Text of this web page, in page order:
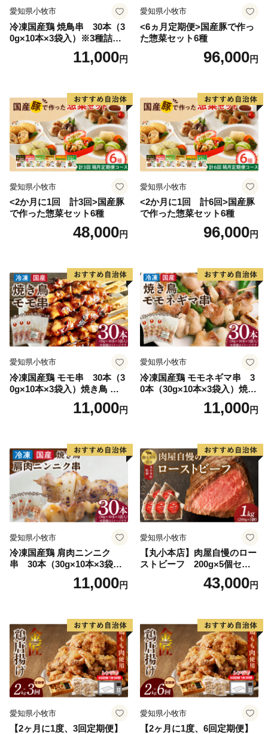
愛知県小牧市
冷凍国産鶏 焼鳥串 30本（3
0g×10本×3袋入）※3種詰め
合わせ 焼き鳥 おつまみ バー
ベキュー 小分け 国産 鶏肉 焼
材 具材 お家居酒屋 詰め合わ
せ
11,000円
愛知県小牧市
<6ヵ月定期便>国産豚で作っ
た惣菜セット6種
96,000円
愛知県小牧市
<2か月に1回 計3回>国産豚
で作った惣菜セット6種
48,000円
愛知県小牧市
<2か月に1回 計6回>国産豚
で作った惣菜セット6種
96,000円
愛知県小牧市
冷凍国産鶏 モモ串 30本（3
0g×10本×3袋入）焼き鳥 おつ
まみ バーベキュー 小分け 国
産 鶏肉 焼鳥 やきとり 串 惣
11,000円
愛知県小牧市
冷凍国産鶏 モモネギマ串 3
0本（30g×10本×3袋入）焼き
鳥 おつまみ バーベキュー 小
分け 国産 鶏肉 焼鳥 やきとり
居酒屋 ねぎま ネギマ
11,000円
愛知県小牧市
冷凍国産鶏 肩肉ニンニク
串 30本（30g×10本×3袋
入）焼き鳥 おつまみ バーベ
キュー 小分け 国産 鶏肉 焼鳥
材 お家居酒屋 にんにく
11,000円
愛知県小牧市
【丸小本店】肉屋自慢のロー
ストビーフ 200g×5個セッ
43,000円
愛知県小牧市
【2ヶ月に1度、3回定期便】
愛知県小牧市
【2ヶ月に1度、6回定期便】